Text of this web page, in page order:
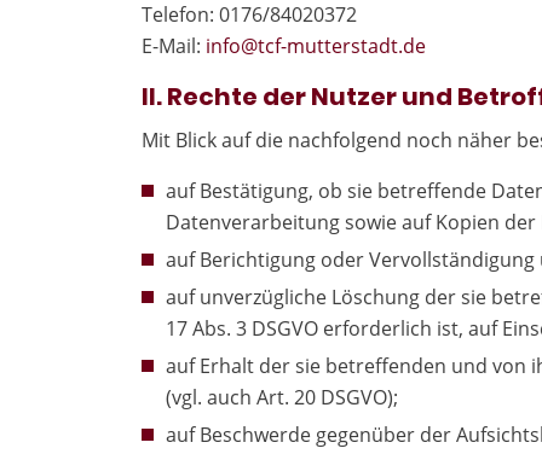
Telefon: 0176/84020372
E-Mail: info@tcf-mutterstadt.de
II. Rechte der Nutzer und
Mit Blick auf die nachfolgend noch näher
auf Bestätigung, ob sie betreffende
Datenverarbeitung sowie auf Kopien der
auf Berichtigung oder Vervollständigung
auf unverzügliche Löschung der sie
17 Abs. 3 DSGVO erforderlich ist, auf
auf Erhalt der sie betreffenden und von
(vgl. auch Art. 20 DSGVO);
auf Beschwerde gegenüber der